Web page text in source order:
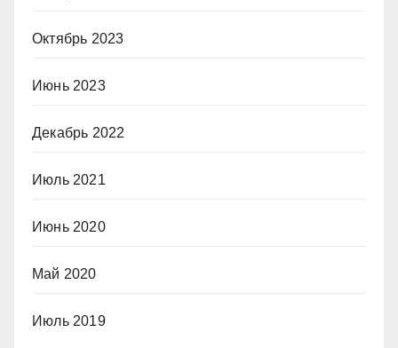
Октябрь 2023
Июнь 2023
Декабрь 2022
Июль 2021
Июнь 2020
Май 2020
Июль 2019